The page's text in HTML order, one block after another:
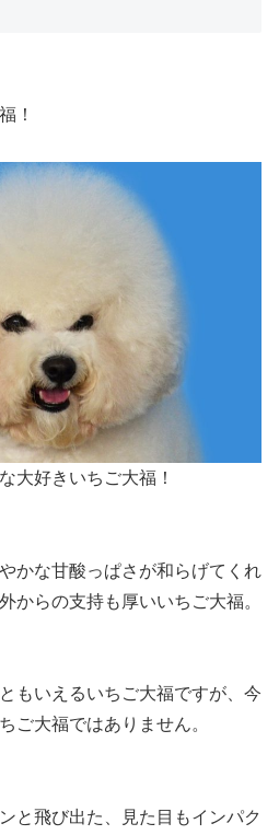
！
大好きいちご大福！
かな甘酸っぱさが和らげてくれ
からの支持も厚いいちご大福。
もいえるいちご大福ですが、今
ご大福ではありません。
と飛び出た、見た目もインパク